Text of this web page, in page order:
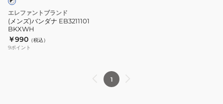
エレファントブランド
(メンズ)バンダナ EB3211101
BKXWH
￥990 （税込）
9ポイント
1